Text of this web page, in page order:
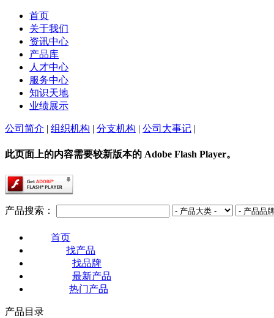
首页
关于我们
资讯中心
产品库
人才中心
服务中心
知识天地
业绩展示
公司简介 | 组织机构 | 分支机构 | 公司大事记 |
此页面上的内容需要较新版本的 Adobe Flash Player。
产品搜索：
首页
找产品
找品牌
最新产品
热门产品
产品目录